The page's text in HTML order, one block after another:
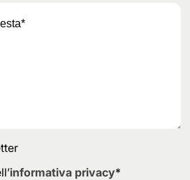
informativa privacy*